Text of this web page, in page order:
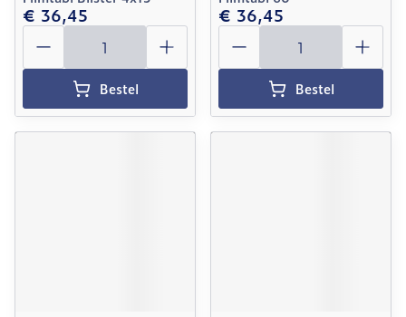
€ 36,45
Aantal
Bestel
€ 36,45
Aantal
Bestel